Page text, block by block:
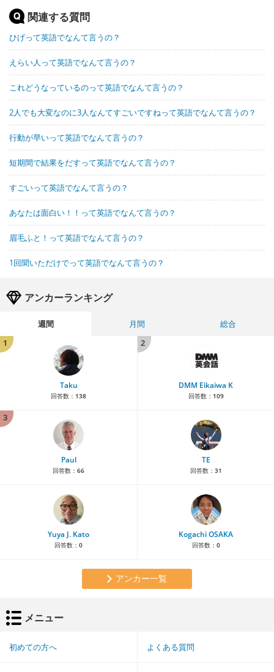
関連する質問
ひげって英語でなんて言うの？
えらい人って英語でなんて言うの？
これどうなっているのって英語でなんて言うの？
2人でも大変なのに3人なんてすごいですねって英語でなんて言うの？
行動が早いって英語でなんて言うの？
短期間で結果をだすって英語でなんて言うの？
すごいって英語でなんて言うの？
あなたは面白い！！って英語でなんて言うの？
眉毛ふと！って英語でなんて言うの？
1回聞いただけでって英語でなんて言うの？
アンカーランキング
週間 月間
総合
1
Taku
回答数： 138
2
DMM Eikaiwa K
回答数： 109
3
Paul
回答数： 66
TE
回答数： 31
Yuya J. Kato
回答数： 0
Kogachi OSAKA
回答数： 0
アンカー一覧
メニュー
初めての方へ よくある質問